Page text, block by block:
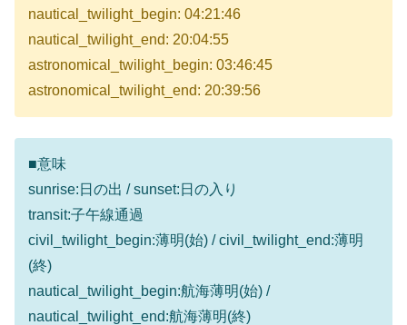
nautical_twilight_begin: 04:21:46
nautical_twilight_end: 20:04:55
astronomical_twilight_begin: 03:46:45
astronomical_twilight_end: 20:39:56
■意味
sunrise:日の出 / sunset:日の入り
transit:子午線通過
civil_twilight_begin:薄明(始) / civil_twilight_end:薄明
(終)
nautical_twilight_begin:航海薄明(始) /
nautical_twilight_end:航海薄明(終)